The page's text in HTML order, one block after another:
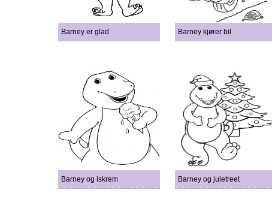
Barney er glad Barney kjører bil
Barney og iskrem Barney og juletreet